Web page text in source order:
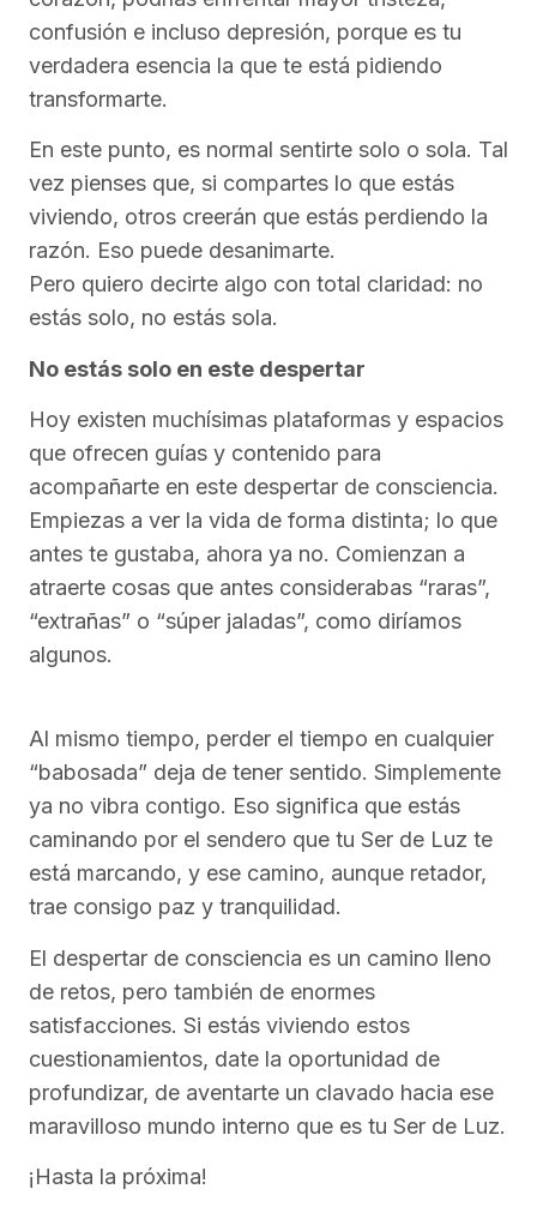
confusión e incluso depresión, porque es tu
verdadera esencia la que te está pidiendo
transformarte.
En este punto, es normal sentirte solo o sola. Tal
vez pienses que, si compartes lo que estás
viviendo, otros creerán que estás perdiendo la
razón. Eso puede desanimarte.
Pero quiero decirte algo con total claridad: no
estás solo, no estás sola.
No estás solo en este despertar
Hoy existen muchísimas plataformas y espacios
que ofrecen guías y contenido para
acompañarte en este despertar de consciencia.
Empiezas a ver la vida de forma distinta; lo que
antes te gustaba, ahora ya no. Comienzan a
atraerte cosas que antes considerabas “raras”,
“extrañas” o “súper jaladas”, como diríamos
algunos.
Al mismo tiempo, perder el tiempo en cualquier
“babosada” deja de tener sentido. Simplemente
ya no vibra contigo. Eso significa que estás
caminando por el sendero que tu Ser de Luz te
está marcando, y ese camino, aunque retador,
trae consigo paz y tranquilidad.
El despertar de consciencia es un camino lleno
de retos, pero también de enormes
satisfacciones. Si estás viviendo estos
cuestionamientos, date la oportunidad de
profundizar, de aventarte un clavado hacia ese
maravilloso mundo interno que es tu Ser de Luz.
¡Hasta la próxima!